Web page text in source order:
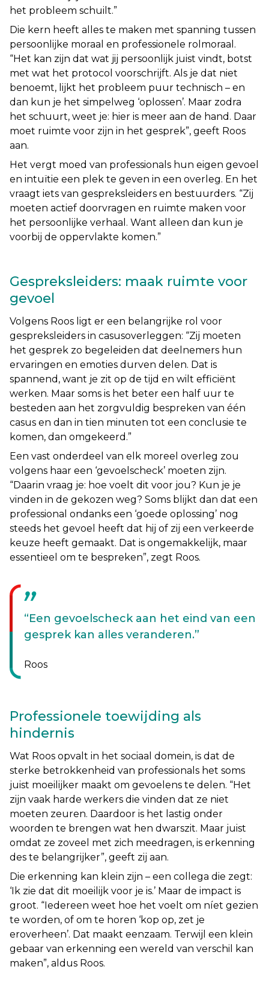
het probleem schuilt.”
Die kern heeft alles te maken met spanning tussen
persoonlijke moraal en professionele rolmoraal.
“Het kan zijn dat wat jij persoonlijk juist vindt, botst
met wat het protocol voorschrijft. Als je dat niet
benoemt, lijkt het probleem puur technisch – en
dan kun je het simpelweg ‘oplossen’. Maar zodra
het schuurt, weet je: hier is meer aan de hand. Daar
moet ruimte voor zijn in het gesprek”, geeft Roos
aan.
Het vergt moed van professionals hun eigen gevoel
en intuïtie een plek te geven in een overleg. En het
vraagt iets van gespreksleiders en bestuurders. “Zij
moeten actief doorvragen en ruimte maken voor
het persoonlijke verhaal. Want alleen dan kun je
voorbij de oppervlakte komen.”
Gespreksleiders: maak ruimte voor
gevoel
Volgens Roos ligt er een belangrijke rol voor
gespreksleiders in casusoverleggen: “Zij moeten
het gesprek zo begeleiden dat deelnemers hun
ervaringen en emoties durven delen. Dat is
spannend, want je zit op de tijd en wilt efficiënt
werken. Maar soms is het beter een half uur te
besteden aan het zorgvuldig bespreken van één
casus en dan in tien minuten tot een conclusie te
komen, dan omgekeerd.”
Een vast onderdeel van elk moreel overleg zou
volgens haar een ‘gevoelscheck’ moeten zijn.
“Daarin vraag je: hoe voelt dit voor jou? Kun je je
vinden in de gekozen weg? Soms blijkt dan dat een
professional ondanks een ‘goede oplossing’ nog
steeds het gevoel heeft dat hij of zij een verkeerde
keuze heeft gemaakt. Dat is ongemakkelijk, maar
essentieel om te bespreken”, zegt Roos.
Een gevoelscheck aan het eind van een
gesprek kan alles veranderen.
Roos
Professionele toewijding als
hindernis
Wat Roos opvalt in het sociaal domein, is dat de
sterke betrokkenheid van professionals het soms
juist moeilijker maakt om gevoelens te delen. “Het
zijn vaak harde werkers die vinden dat ze niet
moeten zeuren. Daardoor is het lastig onder
woorden te brengen wat hen dwarszit. Maar juist
omdat ze zoveel met zich meedragen, is erkenning
des te belangrijker”, geeft zij aan.
Die erkenning kan klein zijn – een collega die zegt:
‘Ik zie dat dit moeilijk voor je is.’ Maar de impact is
groot. “Iedereen weet hoe het voelt om níet gezien
te worden, of om te horen ‘kop op, zet je
eroverheen’. Dat maakt eenzaam. Terwijl een klein
gebaar van erkenning een wereld van verschil kan
maken”, aldus Roos.